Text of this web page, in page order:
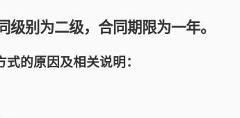
别为二级，合同期限为一年。
的原因及相关说明：